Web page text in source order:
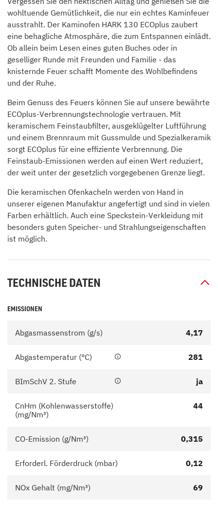
wohltuende Gemütlichkeit, die nur ein echtes Kaminfeuer
ausstrahlt. Der Kaminofen HARK 130 ECOplus zaubert
eine behagliche Atmosphäre, die zum Entspannen einlädt.
Ob allein beim Lesen eines guten Buches oder in
geselliger Runde mit Freunden und Familie - das
knisternde Feuer schafft Momente des Wohlbefindens
und der Ruhe.
Beim Genuss des Feuers können Sie auf unsere bewährte
ECOplus-Verbrennungstechnologie vertrauen. Mit
keramischem Feinstaubfilter, ausgeklügelter Luftführung
und einem Brennraum mit Gussmulde und Spezialkeramik
sorgt ECOplus für eine effiziente Verbrennung. Die
Feinstaub-Emissionen werden auf einen Wert reduziert,
der weit unter der gesetzlich vorgegebenen Grenze liegt.
Die keramischen Ofenkacheln werden von Hand in
unserer eigenen Manufaktur angefertigt und sind in vielen
Farben erhältlich. Auch eine Speckstein-Verkleidung mit
besonders guten Speicher- und Strahlungseigenschaften
ist möglich.
TECHNISCHE DATEN
EMISSIONEN
Abgasmassenstrom (g/s) 4,17
Abgastemperatur (°C) 281
BImSchV 2. Stufe ja
CnHm (Kohlenwasserstoffe)
(mg/Nm³)
44
CO-Emission (g/Nm³) 0,315
Erforderl. Förderdruck (mbar) 0,12
NOx Gehalt (mg/Nm³) 69